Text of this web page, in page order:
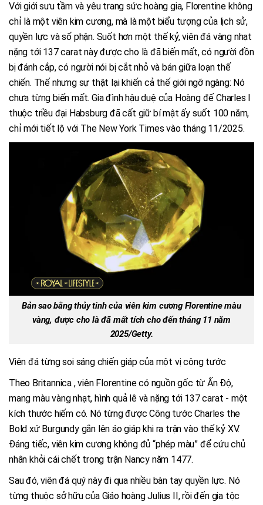
Với giới sưu tầm và yêu trang sức hoàng gia, Florentine không
chỉ là một viên kim cương, mà là một biểu tượng của lịch sử,
quyền lực và số phận. Suốt hơn một thế kỷ, viên đá vàng nhạt
nặng tới 137 carat này được cho là đã biến mất, có người đồn
bị đánh cắp, có người nói bị cắt nhỏ và bán giữa loạn thế
chiến. Thế nhưng sự thật lại khiến cả thế giới ngỡ ngàng: Nó
chưa từng biến mất. Gia đình hậu duệ của Hoàng đế Charles I
thuộc triều đại Habsburg đã cất giữ bí mật ấy suốt 100 năm,
chỉ mới tiết lộ với The New York Times vào tháng 11/2025.
Bản sao bằng thủy tinh của viên kim cương Florentine màu
vàng, được cho là đã mất tích cho đến tháng 11 năm
2025/Getty.
Viên đá từng soi sáng chiến giáp của một vị công tước
Theo Britannica , viên Florentine có nguồn gốc từ Ấn Độ,
mang màu vàng nhạt, hình quả lê và nặng tới 137 carat - một
kích thước hiếm có. Nó từng được Công tước Charles the
Bold xứ Burgundy gắn lên áo giáp khi ra trận vào thế kỷ XV.
Đáng tiếc, viên kim cương không đủ “phép màu” để cứu chủ
nhân khỏi cái chết trong trận Nancy năm 1477.
Sau đó, viên đá quý này đi qua nhiều bàn tay quyền lực. Nó
từng thuộc sở hữu của Giáo hoàng Julius II, rồi đến gia tộc